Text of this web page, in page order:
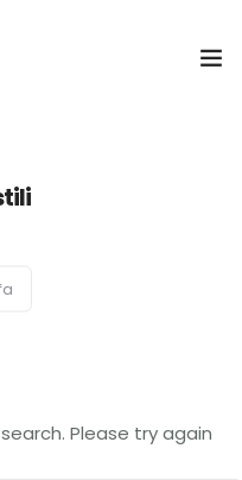
Please try again